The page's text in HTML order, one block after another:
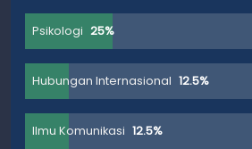
Psikologi 25%
Hubungan Internasional 12.5%
Ilmu Komunikasi 12.5%